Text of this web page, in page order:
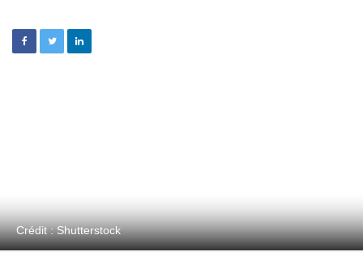
Crédit : Shutterstock